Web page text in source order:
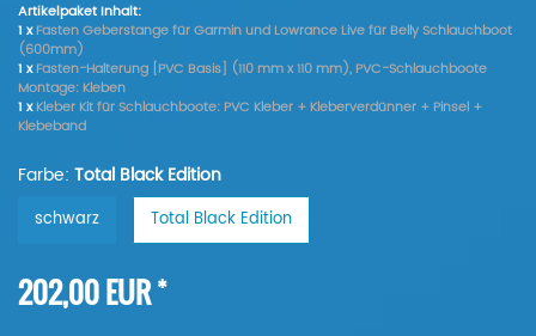
Artikelpaket Inhalt:
1 xFasten Geberstange für Garmin und Lowrance Live für Belly Schlauchboot
(600mm)
1 xFasten-Halterung [PVC Basis] (110 mm x 110 mm), PVC-Schlauchboote
Montage: Kleben
1 xKleber Kit für Schlauchboote: PVC Kleber + Kleberverdünner + Pinsel +
Klebeband
Farbe: Total Black Edition
schwarz Total Black Edition
202,00 EUR*